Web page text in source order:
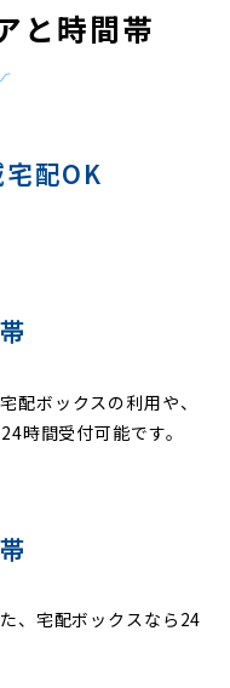
と時間帯
配OK
宅配ボックスの利用や、
時間受付可能です。
、宅配ボックスなら24